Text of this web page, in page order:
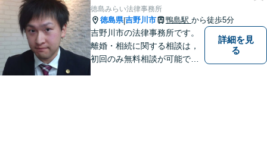
徳島みらい法律事務所
徳島県|吉野川市 鴨島駅 から徒歩5分
吉野川市の法律事務所です。
離婚・相続に関する相談は，
初回のみ無料相談が可能です
詳細を見
る